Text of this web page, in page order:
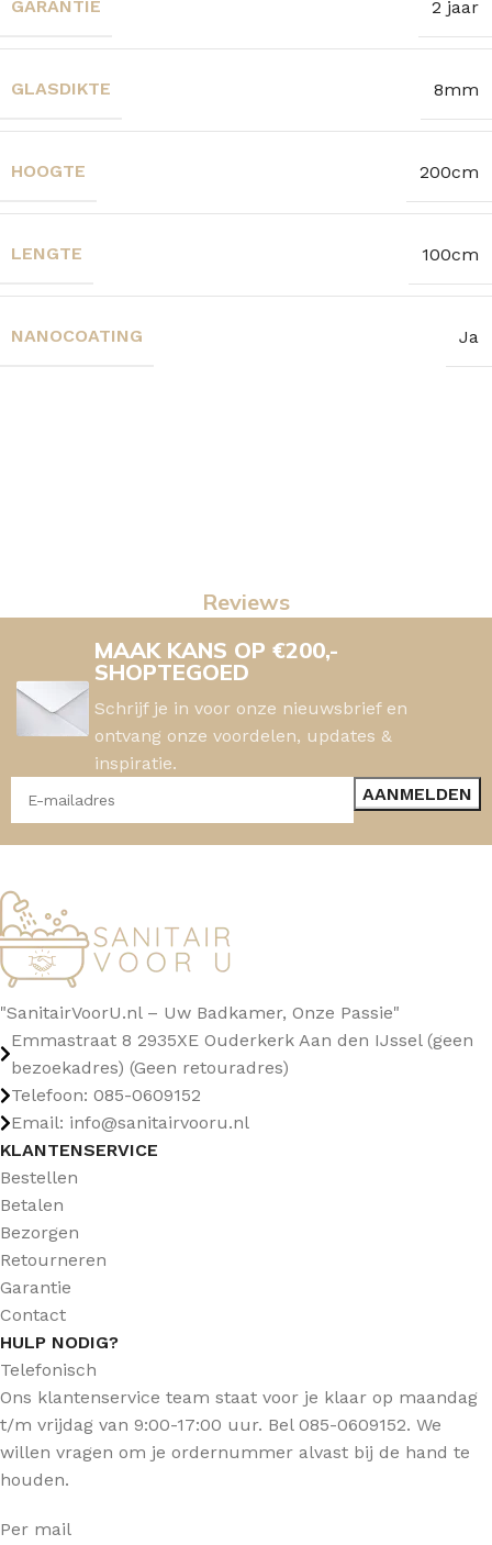
GARANTIE 2 jaar
GLASDIKTE 8mm
HOOGTE 200cm
LENGTE 100cm
NANOCOATING Ja
Reviews
MAAK KANS OP €200,-
SHOPTEGOED
Schrijf je in voor onze nieuwsbrief en
ontvang onze voordelen, updates &
inspiratie.
"SanitairVoorU.nl – Uw Badkamer, Onze Passie"
Emmastraat 8 2935XE Ouderkerk Aan den IJssel (geen
bezoekadres) (Geen retouradres)
Telefoon: 085-0609152
Email: info@sanitairvooru.nl
KLANTENSERVICE
Bestellen
Betalen
Bezorgen
Retourneren
Garantie
Contact
HULP NODIG?
Telefonisch
Ons klantenservice team staat voor je klaar op maandag
t/m vrijdag van 9:00-17:00 uur. Bel 085-0609152. We
willen vragen om je ordernummer alvast bij de hand te
houden.
Per mail